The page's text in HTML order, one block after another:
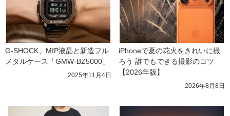
G-SHOCK、MIP液晶と新造フル
メタルケース「GMW-BZ5000」
2025年11月4日
iPhoneで夏の花火をきれいに撮
ろう 誰でもできる撮影のコツ
【2026年版】
2026年8月8日